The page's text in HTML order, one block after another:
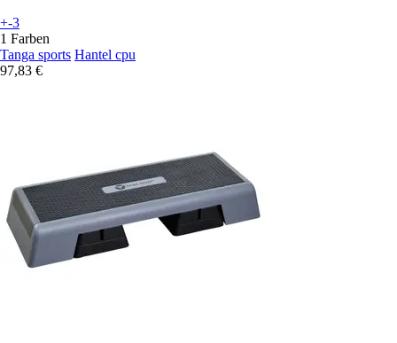
+-3
1 Farben
Tanga sports Hantel cpu
97,83 €